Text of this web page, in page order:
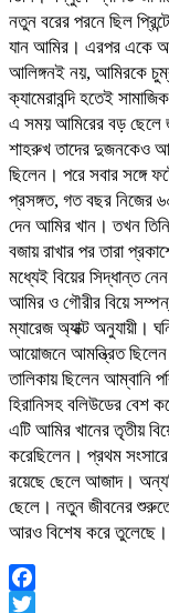
নতুন বরের পরনে ছিল
যান আমির। এরপর একে
আলিঙ্গনই নয়, আমিরকে
ক্যামেরাবন্দি হতেই
এ সময় আমিরের বড় ছেলে
শাহরুখ তাদের দুজনকেও
ছিলেন। পরে সবার সঙ্গে
প্রসঙ্গত, গত বছর নিজের
দেন আমির খান। তখন
বজায় রাখার পর তারা
মধ্যেই বিয়ের সিদ্ধান্ত
আমির ও গৌরীর বিয়ে
ম্যারেজ অ্যাক্ট অনুযায়ী।
আয়োজনে আমন্ত্রিত
তালিকায় ছিলেন আম্বানি
হিরানিসহ বলিউডের বেশ
এটি আমির খানের তৃতীয়
করেছিলেন। প্রথম
রয়েছে ছেলে আজাদ।
ছেলে। নতুন জীবনের
আরও বিশেষ করে তুলেছে।
Facebook